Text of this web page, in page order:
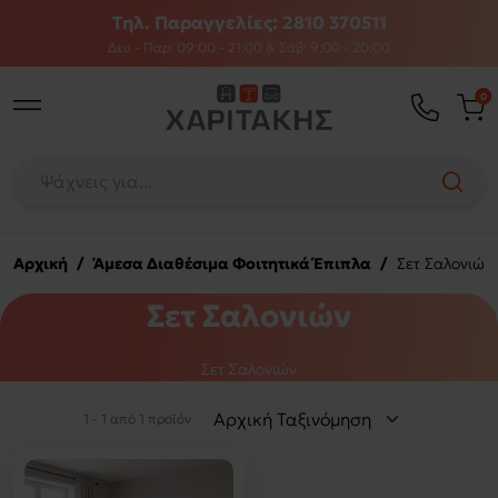
Τηλ. Παραγγελίες: 2810 370511
Δευ - Παρ: 09:00 - 21:00 & Σάβ: 9:00 - 20:00
0
Αρχική / Άμεσα Διαθέσιμα Φοιτητικά Έπιπλα / Σετ Σαλονιών
Σετ Σαλονιών
Σετ Σαλονιών
1 - 1 από 1 προϊόν